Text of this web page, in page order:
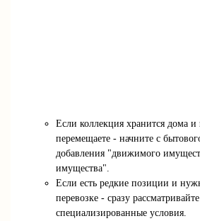
Если коллекция хранится дома и
перемещаете - начните с
добавления "движимого
имущества".
Если есть редкие позиции и
перевозке - сразу рассматривайте
специализированные условия.